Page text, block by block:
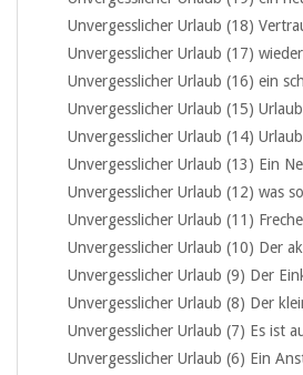
Unvergesslicher Urlaub (18)
Unvergesslicher Urlaub (17)
Unvergesslicher Urlaub (16) ein
Unvergesslicher Urlaub (15)
Unvergesslicher Urlaub (14)
Unvergesslicher Urlaub (13) Ein
Unvergesslicher Urlaub (12) was
Unvergesslicher Urlaub (11)
Unvergesslicher Urlaub (10) Der
Unvergesslicher Urlaub (9) Der
Unvergesslicher Urlaub (8) Der
Unvergesslicher Urlaub (7) Es ist
Unvergesslicher Urlaub (6) Ein